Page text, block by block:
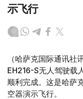
示飞行
（哈萨克国际通讯社
EH216-S无人驾驶载
顺利完成。这是哈萨
空器演示飞行。